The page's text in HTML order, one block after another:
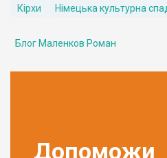
Кірхи Німецька культурна
Блог Маленков Роман
Допоможи